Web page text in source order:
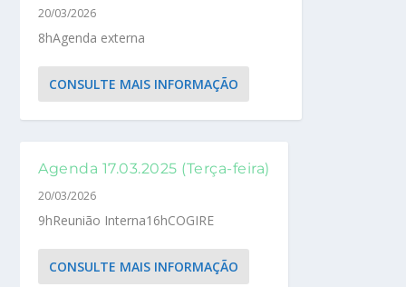
20/03/2026
8hAgenda externa
CONSULTE MAIS INFORMAÇÃO
Agenda 17.03.2025 (Terça-feira)
20/03/2026
9hReunião Interna16hCOGIRE
CONSULTE MAIS INFORMAÇÃO